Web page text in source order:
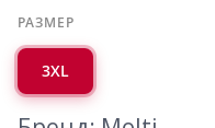
РАЗМЕР
3XL